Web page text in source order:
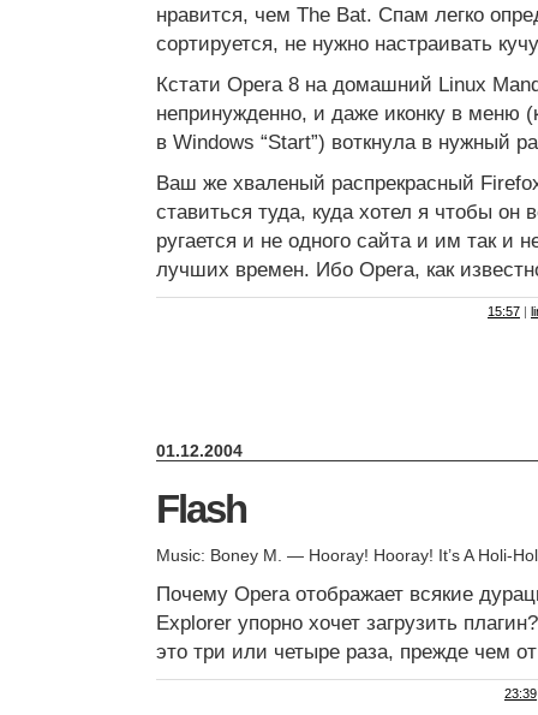
нравится, чем The Bat. Спам легко
сортируется, не нужно настраивать
Кстати Opera 8 на домашний Linux
непринужденно, и даже иконку в меню
в Windows “Start”) воткнула в нужный
Ваш же хваленый распрекрасный
ставиться туда, куда хотел я чтобы он
ругается и не одного сайта и им так и
лучших времен. Ибо Opera, как
15:57 |
01.12.2004
Flash
Music: Boney M. — Hooray! Hooray! It’s A Holi-
Почему Opera отображает всякие
Explorer упорно хочет загрузить
это три или четыре раза, прежде чем
23:39